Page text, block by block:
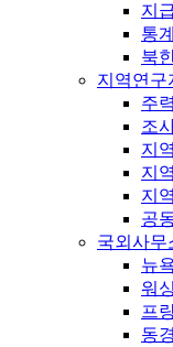
지
통
북
지역연구
주
조
지
지
지
공
국외사무
뉴
워
프
동